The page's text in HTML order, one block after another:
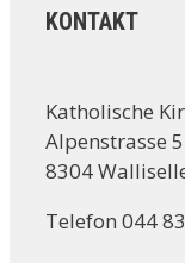
KONTAKT
Katholische
Alpenstrasse 5
8304
Telefon 044